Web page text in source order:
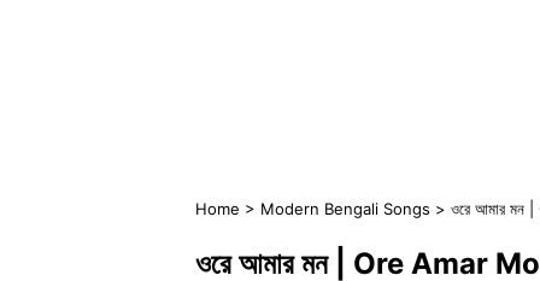
Home > Modern Bengali Songs > ওরে আমার মন
ওরে আমার মন | Ore Amar Mon